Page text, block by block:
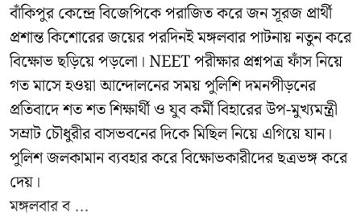
বাঁকিপুর কেন্দ্রে বিজেপিকে পরাজিত করে জন সূরজ প্রার্থী
প্রশান্ত কিশোরের জয়ের পরদিনই মঙ্গলবার পাটনায় নতুন করে
বিক্ষোভ ছড়িয়ে পড়লো। NEET পরীক্ষার প্রশ্নপত্র ফাঁস নিয়ে
গত মাসে হওয়া আন্দোলনের সময় পুলিশি দমনপীড়নের
প্রতিবাদে শত শত শিক্ষার্থী ও যুব কর্মী বিহারের উপ-মুখ্যমন্ত্রী
সম্রাট চৌধুরীর বাসভবনের দিকে মিছিল নিয়ে এগিয়ে যান।
পুলিশ জলকামান ব্যবহার করে বিক্ষোভকারীদের ছত্রভঙ্গ করে
দেয়।
মঙ্গলবার ব ...